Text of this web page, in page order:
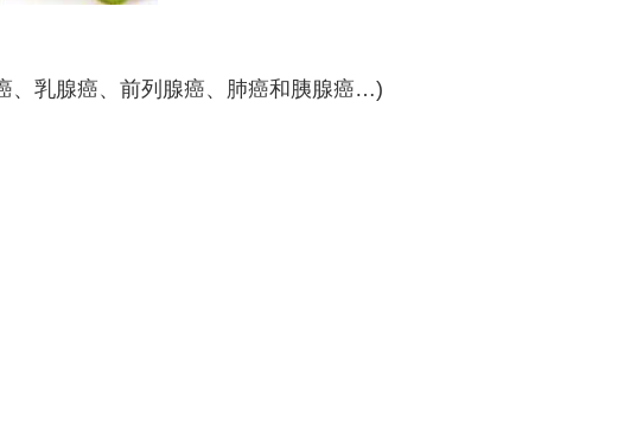
、乳腺癌、前列腺癌、肺癌和胰腺癌…)